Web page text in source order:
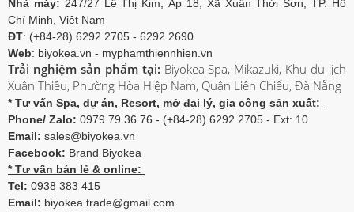
Nhà máy: 247/27 Lê Thị Kim, Ấp 18, Xã Xuân Thới Sơn, TP. Hồ
Chí Minh, Việt Nam
ĐT: (+84-28) 6292 2705 - 6292 2690
Web: biyokea.vn - myphamthiennhien.vn
Trải nghiệm sản phẩm tại: Biyokea Spa, Mikazuki, Khu du lịch
Xuân Thiều, Phường Hòa Hiệp Nam, Quận Liên Chiểu, Đà Nẵng
* Tư vấn Spa, dự án, Resort, mở đại lý, gia công sản xuất:
Phone/ Zalo: 0979 79 36 76 - (+84-28) 6292 2705 - Ext: 10
Email: sales@biyokea.vn
Facebook: Brand Biyokea
* Tư vấn bán lẻ & online:
Tel: 0938 383 415
Email: biyokea.trade@gmail.com